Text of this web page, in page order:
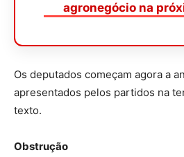
agronegócio na
Os deputados começam agora a
apresentados pelos partidos na
texto.
Obstrução